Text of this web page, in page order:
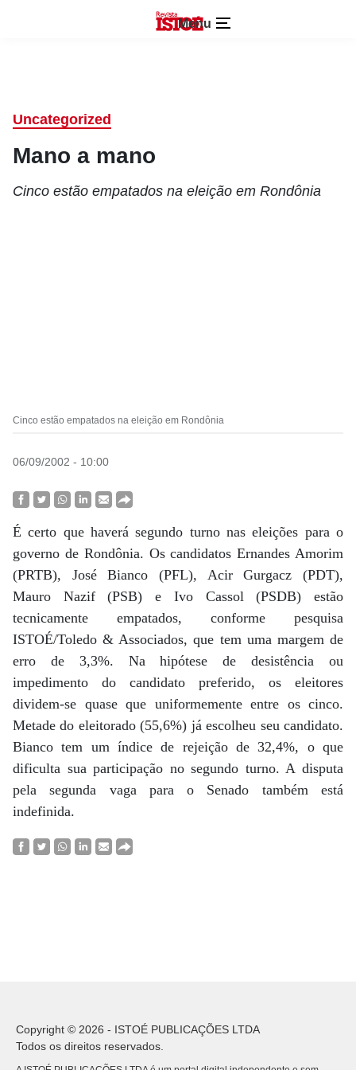
Menu
Uncategorized
Mano a mano
Cinco estão empatados na eleição em Rondônia
Cinco estão empatados na eleição em Rondônia
06/09/2002 - 10:00
É certo que haverá segundo turno nas eleições para o
governo de Rondônia. Os candidatos Ernandes Amorim
(PRTB), José Bianco (PFL), Acir Gurgacz (PDT),
Mauro Nazif (PSB) e Ivo Cassol (PSDB) estão
tecnicamente empatados, conforme pesquisa
ISTOÉ/Toledo & Associados, que tem uma margem de
erro de 3,3%. Na hipótese de desistência ou
impedimento do candidato preferido, os eleitores
dividem-se quase que uniformemente entre os cinco.
Metade do eleitorado (55,6%) já escolheu seu candidato.
Bianco tem um índice de rejeição de 32,4%, o que
dificulta sua participação no segundo turno. A disputa
pela segunda vaga para o Senado também está
indefinida.
Copyright © 2026 - ISTOÉ PUBLICAÇÕES LTDA
Todos os direitos reservados.